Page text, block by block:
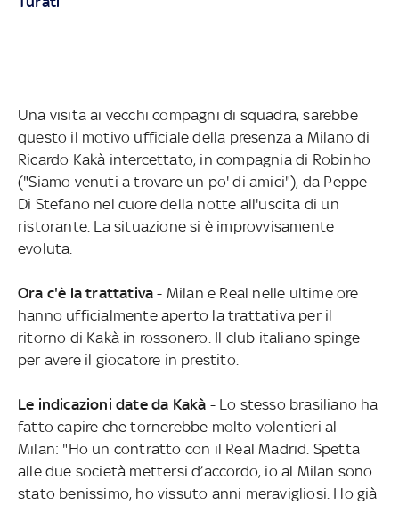
Una visita ai vecchi compagni di squadra, sarebbe
questo il motivo ufficiale della presenza a Milano di
Ricardo Kakà intercettato, in compagnia di Robinho
("Siamo venuti a trovare un po' di amici"), da Peppe
Di Stefano nel cuore della notte all'uscita di un
ristorante. La situazione si è improvvisamente
evoluta.
Ora c'è la trattativa - Milan e Real nelle ultime ore
hanno ufficialmente aperto la trattativa per il
ritorno di Kakà in rossonero. Il club italiano spinge
per avere il giocatore in prestito.
Le indicazioni date da Kakà - Lo stesso brasiliano ha
fatto capire che tornerebbe molto volentieri al
Milan: "Ho un contratto con il Real Madrid. Spetta
alle due società mettersi d’accordo, io al Milan sono
stato benissimo, ho vissuto anni meravigliosi. Ho già